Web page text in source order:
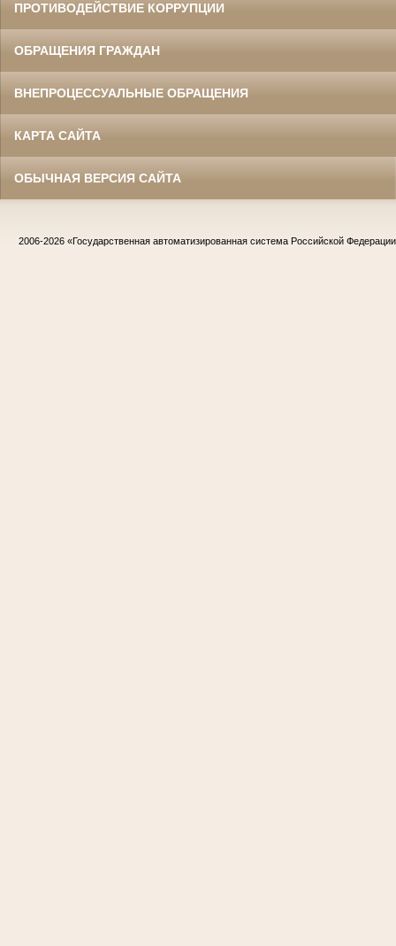
ПРОТИВОДЕЙСТВИЕ КОРРУПЦИИ
ОБРАЩЕНИЯ ГРАЖДАН
ВНЕПРОЦЕССУАЛЬНЫЕ ОБРАЩЕНИЯ
КАРТА САЙТА
ОБЫЧНАЯ ВЕРСИЯ САЙТА
2006-2026 «Государственная автоматизированная система Российской